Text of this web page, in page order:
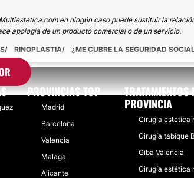
en ningún caso puede sustituir la
apología de un producto comercial o de un servicio.
RINOPLASTIA ¿ME CUBRE LA SEGURIDAD
PROVINCIAS TOP
Madrid
Barcelona
Valencia
Málaga
Alicante
TRATAMIENTOS
PROVINCIA
Cirugía estética
Cirugía tabique
Giba Valencia
Cirugía estética